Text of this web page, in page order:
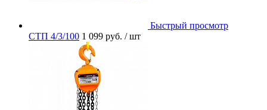
Быстрый просмотр
СТП 4/3/100 1 099 руб. / шт